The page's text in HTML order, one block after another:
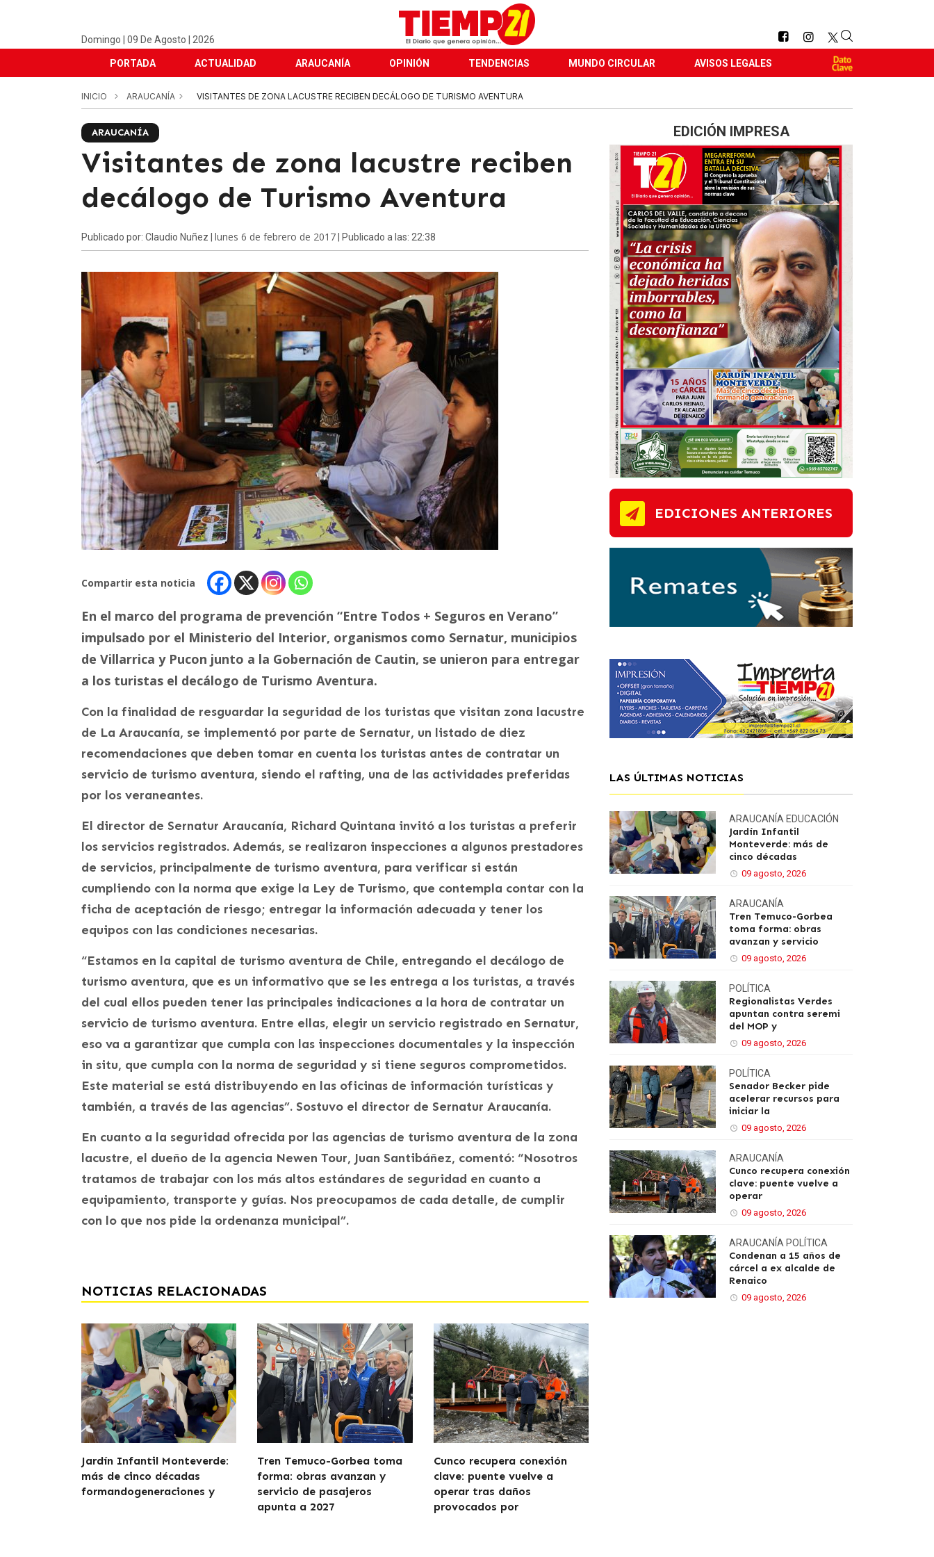
Domingo | 09 De Agosto | 2026
PORTADA ACTUALIDAD ARAUCANÍA OPINIÓN TENDENCIAS MUNDO CIRCULAR AVISOS LEGALES
INICIO ARAUCANÍA VISITANTES DE ZONA LACUSTRE RECIBEN DECÁLOGO DE TURISMO AVENTURA
ARAUCANÍA
Visitantes de zona lacustre reciben
decálogo de Turismo Aventura
Publicado por: Claudio Nuñez | lunes 6 de febrero de 2017 | Publicado a las: 22:38
Compartir esta noticia
En el marco del programa de prevención “Entre Todos + Seguros en Verano”
impulsado por el Ministerio del Interior, organismos como Sernatur, municipios
de Villarrica y Pucon junto a la Gobernación de Cautin, se unieron para entregar
a los turistas el decálogo de Turismo Aventura.
Con la finalidad de resguardar la seguridad de los turistas que visitan zona lacustre
de La Araucanía, se implementó por parte de Sernatur, un listado de diez
recomendaciones que deben tomar en cuenta los turistas antes de contratar un
servicio de turismo aventura, siendo el rafting, una de las actividades preferidas
por los veraneantes.
El director de Sernatur Araucanía, Richard Quintana invitó a los turistas a preferir
los servicios registrados. Además, se realizaron inspecciones a algunos prestadores
de servicios, principalmente de turismo aventura, para verificar si están
cumpliendo con la norma que exige la Ley de Turismo, que contempla contar con la
ficha de aceptación de riesgo; entregar la información adecuada y tener los
equipos con las condiciones necesarias.
“Estamos en la capital de turismo aventura de Chile, entregando el decálogo de
turismo aventura, que es un informativo que se les entrega a los turistas, a través
del cual ellos pueden tener las principales indicaciones a la hora de contratar un
servicio de turismo aventura. Entre ellas, elegir un servicio registrado en Sernatur,
eso va a garantizar que cumpla con las inspecciones documentales y la inspección
in situ, que cumpla con la norma de seguridad y si tiene seguros comprometidos.
Este material se está distribuyendo en las oficinas de información turísticas y
también, a través de las agencias”. Sostuvo el director de Sernatur Araucanía.
En cuanto a la seguridad ofrecida por las agencias de turismo aventura de la zona
lacustre, el dueño de la agencia Newen Tour, Juan Santibáñez, comentó: “Nosotros
tratamos de trabajar con los más altos estándares de seguridad en cuanto a
equipamiento, transporte y guías. Nos preocupamos de cada detalle, de cumplir
con lo que nos pide la ordenanza municipal”.
NOTICIAS RELACIONADAS
Jardín Infantil Monteverde:
más de cinco décadas
formandogeneraciones y
Tren Temuco-Gorbea toma
forma: obras avanzan y
servicio de pasajeros
apunta a 2027
Cunco recupera conexión
clave: puente vuelve a
operar tras daños
provocados por
EDICIÓN IMPRESA
EDICIONES ANTERIORES
LAS ÚLTIMAS NOTICIAS
ARAUCANÍA EDUCACIÓN
Jardín Infantil
Monteverde: más de
cinco décadas
09 agosto, 2026
ARAUCANÍA
Tren Temuco-Gorbea
toma forma: obras
avanzan y servicio
09 agosto, 2026
POLÍTICA
Regionalistas Verdes
apuntan contra seremi
del MOP y
09 agosto, 2026
POLÍTICA
Senador Becker pide
acelerar recursos para
iniciar la
09 agosto, 2026
ARAUCANÍA
Cunco recupera conexión
clave: puente vuelve a
operar
09 agosto, 2026
ARAUCANÍA POLÍTICA
Condenan a 15 años de
cárcel a ex alcalde de
Renaico
09 agosto, 2026